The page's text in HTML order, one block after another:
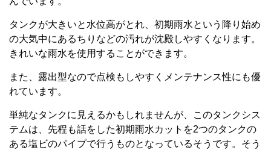
タンクが大きいと水位高がとれ、初期雨水という降り始め
の大気中にあるちりなどの汚れが沈殿しやすくなります。
きれいな雨水を使用することができます。
また、露出型なので点検もしやすくメンテナンス性にも優
れています。
単純なタンクに見えるかもしれませんが、このタンクシス
テムは、先程も話をした初期雨水カットを2つのタンクの
ある塩ビのパイプで行うものとなっているそうです。そう